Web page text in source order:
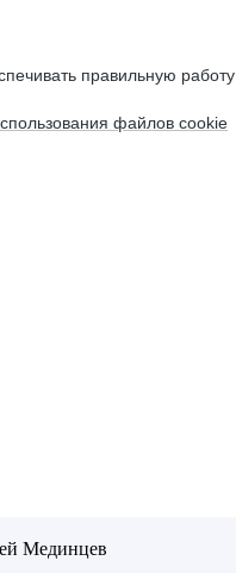
правильную
файлов cookie
Мединцев